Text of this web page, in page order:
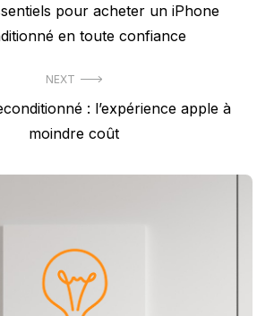
pour acheter un iPhone
en toute confiance
NEXT
: l’expérience apple à
moindre coût